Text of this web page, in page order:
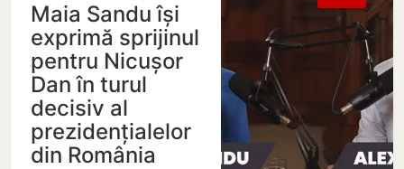
Maia Sandu își
exprimă sprijinul
pentru Nicușor
Dan în turul
decisiv al
prezidențialelor
din România